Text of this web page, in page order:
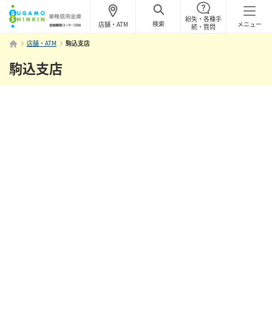
メニュー
店舗・ATM 検索
紛失・各種手
続・質問
店舗・ATM
駒込支店
駒込支店